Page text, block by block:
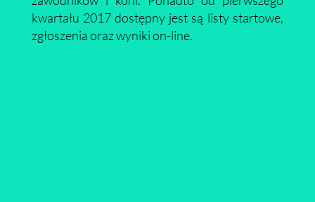
kwartału 2017 dostępny jest są listy startowe,
zgłoszenia oraz wyniki on-line.